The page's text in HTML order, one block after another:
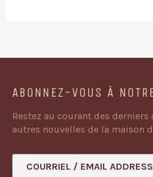
ABONNEZ-VOUS À
Restez au courant des
autres nouvelles de la maison
COURRIEL / EMAIL ADDRESS